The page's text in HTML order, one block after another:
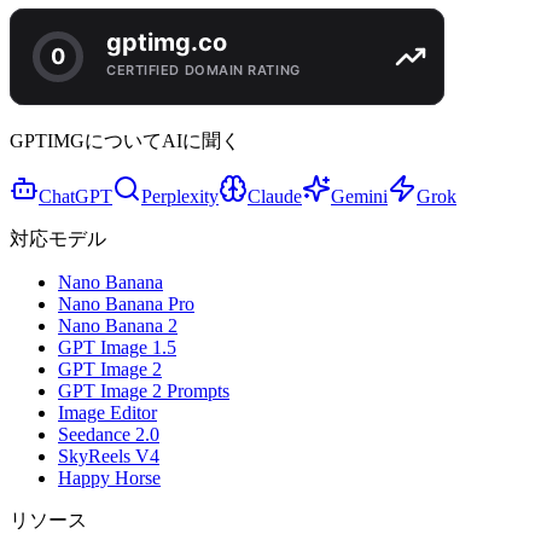
GPTIMGについてAIに聞く
ChatGPT Perplexity Claude Gemini Grok
対応モデル
Nano Banana
Nano Banana Pro
Nano Banana 2
GPT Image 1.5
GPT Image 2
GPT Image 2 Prompts
Image Editor
Seedance 2.0
SkyReels V4
Happy Horse
リソース